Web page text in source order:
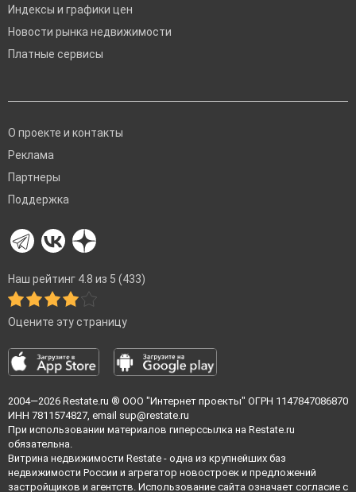
Индексы и графики цен
Новости рынка недвижимости
Платные сервисы
О проекте и контакты
Реклама
Партнеры
Поддержка
Наш рейтинг 4.8 из 5 (433)
Оцените эту страницу
2004—2026 Restate.ru ® ООО "Интернет проекты" ОГРН 1147847086870
ИНН 7811574827, email sup@restate.ru
При использовании материалов гиперссылка на Restate.ru
обязательна.
Витрина недвижимости Restate - одна из крупнейших баз
недвижимости России и агрегатор новостроек и предложений
застройщиков и агентств. Использование сайта означает согласие с